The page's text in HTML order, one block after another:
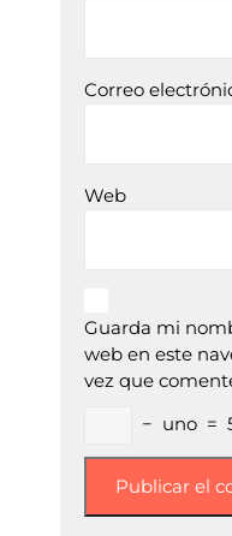
Correo
Web
Guarda mi
web en este
vez que
− uno =